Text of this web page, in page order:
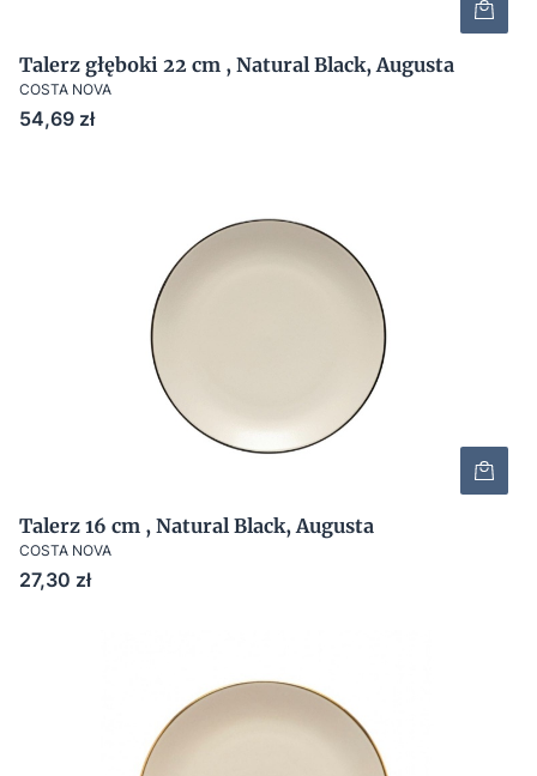
Talerz głęboki 22 cm , Natural Black, Augusta
COSTA NOVA
Cena
54,69 zł
Talerz 16 cm , Natural Black, Augusta
COSTA NOVA
Cena
27,30 zł